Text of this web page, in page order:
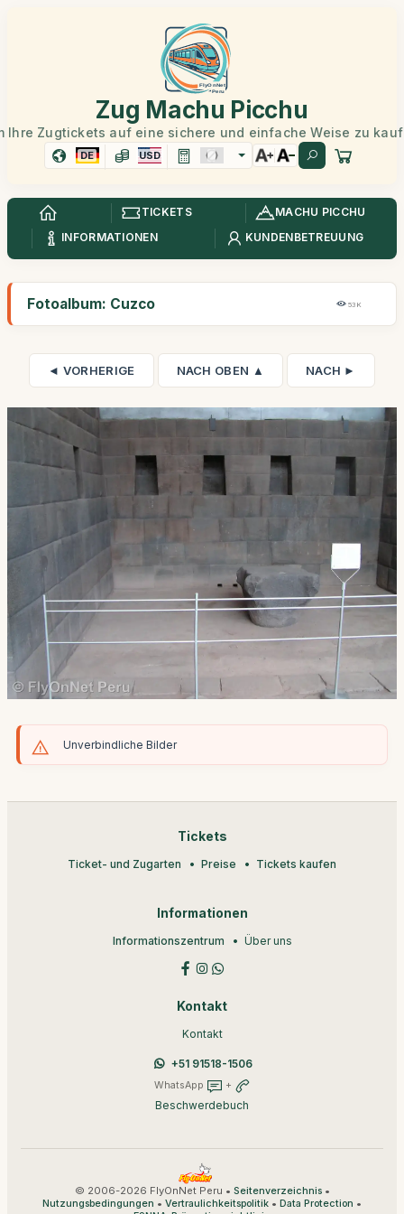
Zug Machu Picchu
Ihre Zugtickets auf eine sichere und einfache Weise zu
DE USD
TICKETS
MACHU PICCHU
INFORMATIONEN
KUNDENBETREUUNG
Fotoalbum: Cuzco 53K
◄ VORHERIGE NACH OBEN ▲ NACH ►
Unverbindliche Bilder
Tickets
Ticket- und Zugarten Preise Tickets kaufen
Informationen
Informationszentrum Über uns
Kontakt
Kontakt
+51 91518-1506
WhatsApp +
Beschwerdebuch
© 2006-2026 FlyOnNet Peru • Seitenverzeichnis•
Nutzungsbedingungen • Vertraulichkeitspolitik • Data Protection •